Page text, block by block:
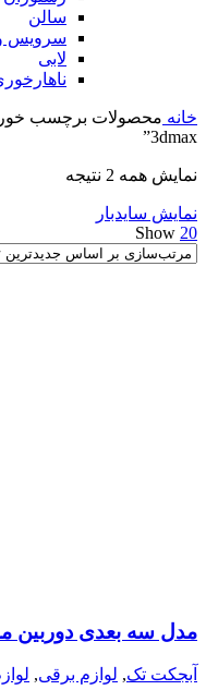
سالن
سرویس
لابی
خانه محصولات برچسب خورده
3dmax”
نمایش همه 2 نتیجه
نمایش سایدبار
Show 20
مدل سه بعدی دوربین
آبجکت تک, لوازم برقی,